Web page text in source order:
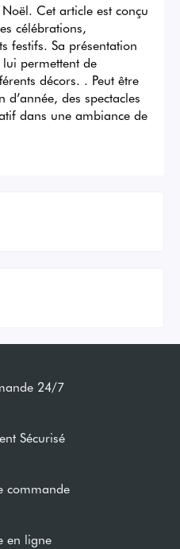
Cet article est conçu
célébrations,
festifs. Sa présentation
permettent de
décors. . Peut être
des spectacles
dans une ambiance de
24/7
Sécurisé
commande
en ligne